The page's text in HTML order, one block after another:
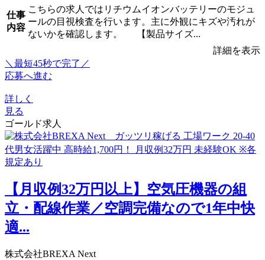
仕事
内容
こちらの求人ではリチウムイオンバッテリーのモジュ
ールの目視検査を行います。主に外観にキズや汚れが
ないかを確認します。 【製品サイズ...
詳細を表示
＼最短45秒で完了／
応募へ進む
詳しく
見る
ゴールド求人
【月収例32万円以上】空気圧機器の組
立・配線作業／空調完備なので1年中快
適...
株式会社BREXA Next